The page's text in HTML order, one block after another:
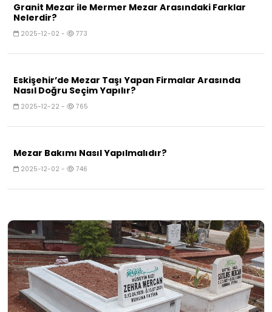
Granit Mezar ile Mermer Mezar Arasındaki Farklar
Nelerdir?
2025-12-02 - 773
Eskişehir’de Mezar Taşı Yapan Firmalar Arasında
Nasıl Doğru Seçim Yapılır?
2025-12-22 - 765
Mezar Bakımı Nasıl Yapılmalıdır?
2025-12-02 - 746